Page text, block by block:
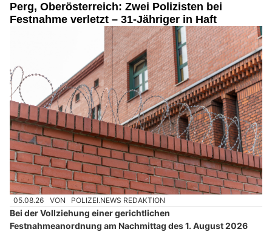
Perg, Oberösterreich: Zwei Polizisten bei
Festnahme verletzt – 31-Jähriger in Haft
05.08.26 VON POLIZEI.NEWS REDAKTION
Bei der Vollziehung einer gerichtlichen
Festnahmeanordnung am Nachmittag des 1. August 2026